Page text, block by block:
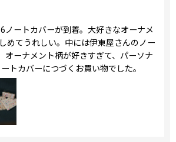
ノートカバーが到着。大好きなオーナメ
めてうれしい。中には伊東屋さんのノー
オーナメント柄が好きすぎて、パーソナ
トカバーにつづくお買い物でした。